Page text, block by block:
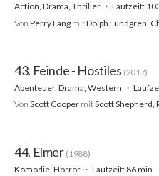
Action, Drama, Thriller
Laufzeit:
Von Perry Lang mitDolph Lundgren,
43. Feinde - Hostiles (2017)
Abenteuer, Drama, Western
Von Scott Cooper mitScott Shepherd,
44. Elmer (1988)
Komödie, Horror
Laufzeit: 86 min